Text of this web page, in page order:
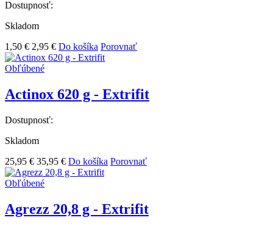
Dostupnosť:
Skladom
1,50 € 2,95 € Do košíka Porovnať
Obľúbené
Actinox 620 g - Extrifit
Dostupnosť:
Skladom
25,95 € 35,95 € Do košíka Porovnať
Obľúbené
Agrezz 20,8 g - Extrifit